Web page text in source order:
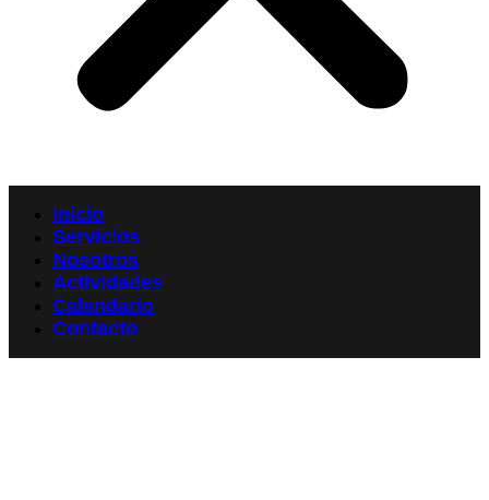
Inicio
Servicios
Nosotros
Actividades
Calendario
Contacto